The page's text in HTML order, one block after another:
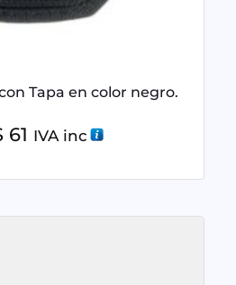
Tapa en color negro.
61 IVA inc